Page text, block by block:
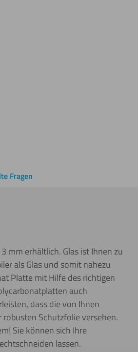
Fragen
mm erhältlich. Glas ist Ihnen zu
als Glas und somit nahezu
Platte mit Hilfe des richtigen
auch
dass die von Ihnen
Schutzfolie versehen.
Sie können sich Ihre
lassen.